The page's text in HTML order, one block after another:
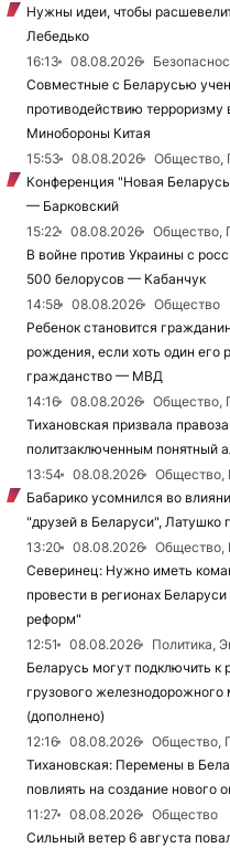
Нужны идеи, чтобы
Лебедько
16:13
08.08.2026
Совместные с Беларусью
противодействию терроризму
Минобороны Китая
15:53
08.08.2026
Общество,
Конференция "Новая
— Барковский
15:22
08.08.2026
Общество,
В войне против Украины с
500 белорусов — Кабанчук
14:58
08.08.2026
Общество
Ребенок становится
рождения, если хоть один его
гражданство — МВД
14:16
08.08.2026
Общество,
Тихановская призвала
политзаключенным понятный
13:54
08.08.2026
Общество,
Бабарико усомнился во
"друзей в Беларуси", Латушко
13:20
08.08.2026
Общество,
Северинец: Нужно иметь
провести в регионах
реформ"
12:51
08.08.2026
Политика,
Беларусь могут подключить к
грузового
(дополнено)
12:16
08.08.2026
Общество,
Тихановская: Перемены в
повлиять на создание нового
11:27
08.08.2026
Общество
Сильный ветер 6 августа